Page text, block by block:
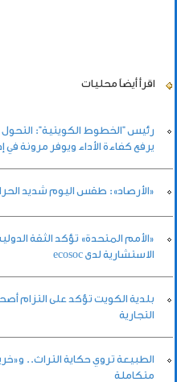
اقرأ أيضاً محليات
رئيس "الخطوط الكويتية":
يرفع كفاءة الأداء ويوفر مرونة في
«الأرصاد»: طقس اليوم شديد
«الأمم المتحدة» تؤكد الثقة
الاستشارية لدى ecosoc
بلدية الكويت تؤكد على التزام
التجارية
متكاملة